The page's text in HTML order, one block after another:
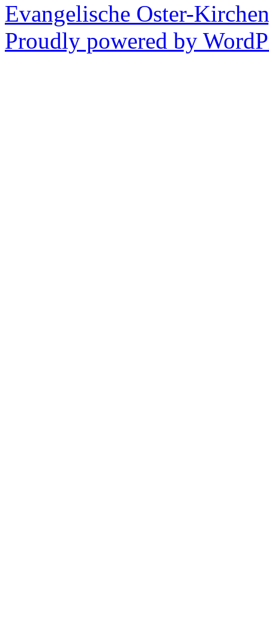
Evangelische Oster-
Proudly powered by